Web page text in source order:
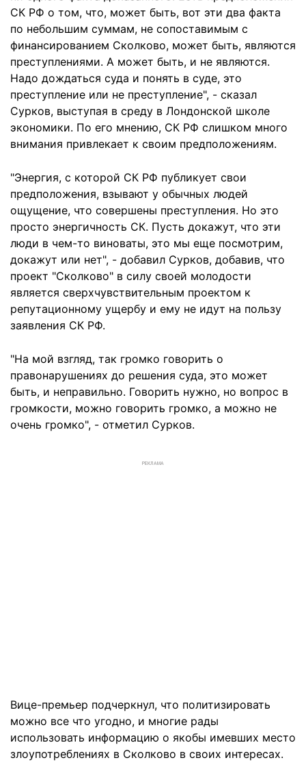
СК РФ о том, что, может быть, вот эти два факта
по небольшим суммам, не сопоставимым с
финансированием Сколково, может быть, являются
преступлениями. А может быть, и не являются.
Надо дождаться суда и понять в суде, это
преступление или не преступление", - сказал
Сурков, выступая в среду в Лондонской школе
экономики. По его мнению, СК РФ слишком много
внимания привлекает к своим предположениям.
"Энергия, с которой СК РФ публикует свои
предположения, взывают у обычных людей
ощущение, что совершены преступления. Но это
просто энергичность СК. Пусть докажут, что эти
люди в чем-то виноваты, это мы еще посмотрим,
докажут или нет", - добавил Сурков, добавив, что
проект "Сколково" в силу своей молодости
является сверхчувствительным проектом к
репутационному ущербу и ему не идут на пользу
заявления СК РФ.
"На мой взгляд, так громко говорить о
правонарушениях до решения суда, это может
быть, и неправильно. Говорить нужно, но вопрос в
громкости, можно говорить громко, а можно не
очень громко", - отметил Сурков.
РЕКЛАМА
Вице-премьер подчеркнул, что политизировать
можно все что угодно, и многие рады
использовать информацию о якобы имевших место
злоупотреблениях в Сколково в своих интересах.